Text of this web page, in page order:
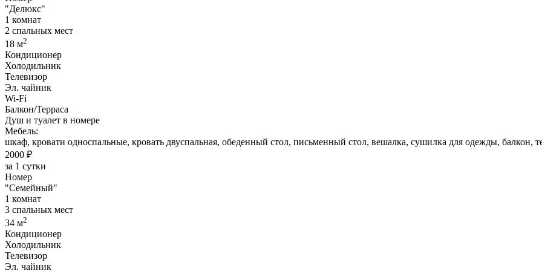
"Делюкс"
1 комнат
2 спальных мест
18 м2
Кондиционер
Холодильник
Телевизор
Эл. чайник
Wi-Fi
Балкон/Терраса
Душ и туалет в номере
Мебель:
шкаф, кровати односпальные, кровать двуспальная, обеденный стол, письменный стол, вешалка, сушилка для одежды, балкон,
2000 ₽
за 1 сутки
Номер
"Семейный"
1 комнат
3 спальных мест
34 м2
Кондиционер
Холодильник
Телевизор
Эл. чайник